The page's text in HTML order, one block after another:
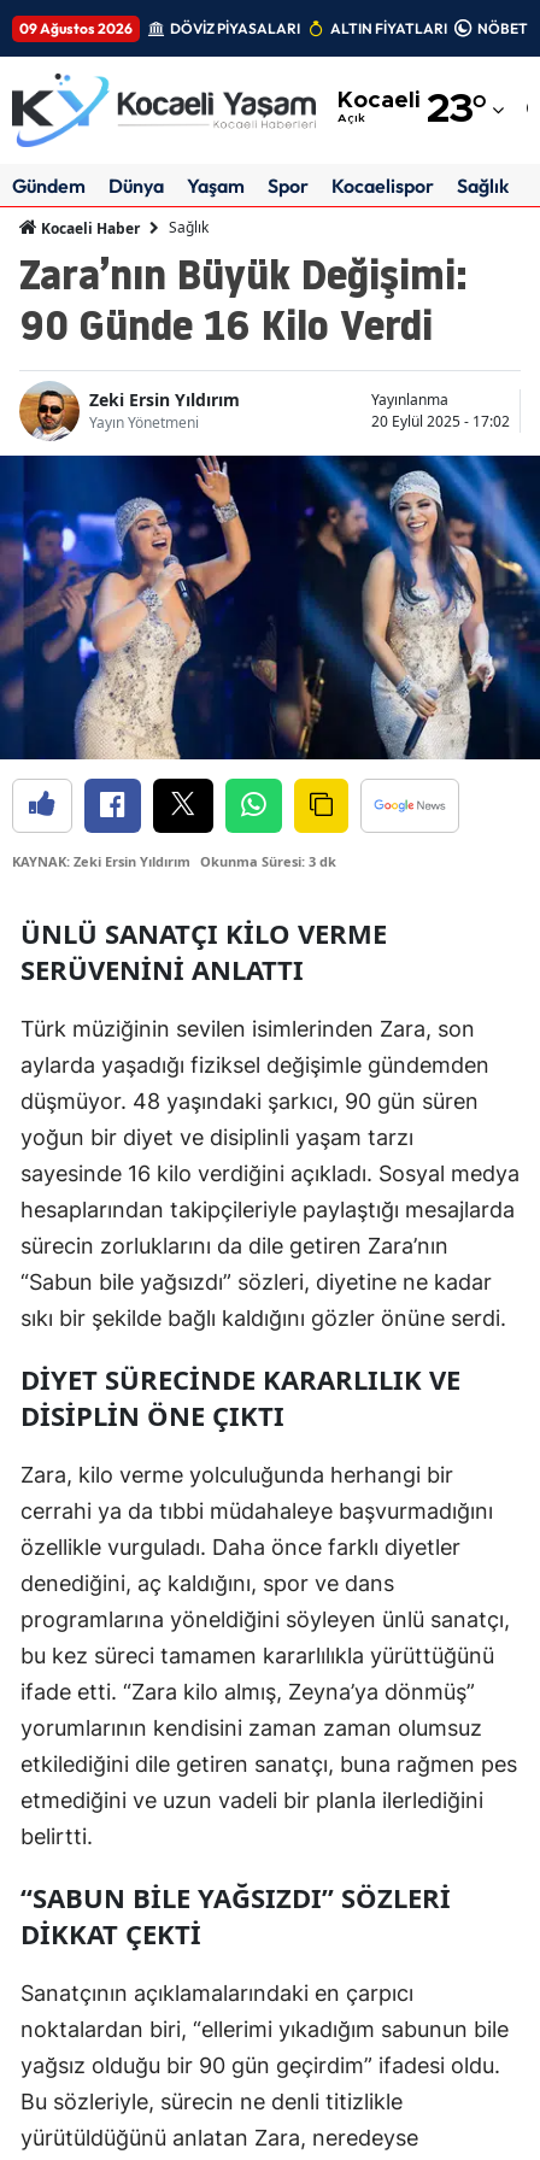
09 Ağustos 2026 DÖVİZ PİYASALARI ALTIN FİYATLARI
Kocaeli
Açık 23°
Adıyaman
Amasya
Ankara
Antalya
Artvin
Aydın
Balıkesir
Bilecik
Bingöl
Bitlis
Bolu
Burdur
Bursa
Diyarbakır
Edirne
Elazığ
Erzincan
Erzurum
Eskişehir
Hakkari
Hatay
Mersin
İstanbul
Kars
Kayseri
Kırşehir
Konya
Kütahya
Gündem Dünya Yaşam Spor Kocaelispor Sağlık
Kocaeli Haber Sağlık
Zara’nın Büyük Değişimi:
90 Günde 16 Kilo Verdi
Zeki Ersin Yıldırım
Yayın Yönetmeni
Yayınlanma
20 Eylül 2025 - 17:02
KAYNAK: Zeki Ersin Yıldırım Okunma Süresi: 3 dk
ÜNLÜ SANATÇI KILO VERME
SERÜVENINI ANLATTI
Türk müziğinin sevilen isimlerinden Zara, son
aylarda yaşadığı fiziksel değişimle gündemden
düşmüyor. 48 yaşındaki şarkıcı, 90 gün süren
yoğun bir diyet ve disiplinli yaşam tarzı
sayesinde 16 kilo verdiğini açıkladı. Sosyal medya
hesaplarından takipçileriyle paylaştığı mesajlarda
sürecin zorluklarını da dile getiren Zara’nın
“Sabun bile yağsızdı” sözleri, diyetine ne kadar
sıkı bir şekilde bağlı kaldığını gözler önüne serdi.
DIYET SÜRECINDE KARARLILIK VE
DISIPLIN ÖNE ÇIKTI
Zara, kilo verme yolculuğunda herhangi bir
cerrahi ya da tıbbi müdahaleye başvurmadığını
özellikle vurguladı. Daha önce farklı diyetler
denediğini, aç kaldığını, spor ve dans
programlarına yöneldiğini söyleyen ünlü sanatçı,
bu kez süreci tamamen kararlılıkla yürüttüğünü
ifade etti. “Zara kilo almış, Zeyna’ya dönmüş”
yorumlarının kendisini zaman zaman olumsuz
etkilediğini dile getiren sanatçı, buna rağmen pes
etmediğini ve uzun vadeli bir planla ilerlediğini
belirtti.
“SABUN BILE YAĞSIZDI” SÖZLERI
DIKKAT ÇEKTI
Sanatçının açıklamalarındaki en çarpıcı
noktalardan biri, “ellerimi yıkadığım sabunun bile
yağsız olduğu bir 90 gün geçirdim” ifadesi oldu.
Bu sözleriyle, sürecin ne denli titizlikle
yürütüldüğünü anlatan Zara, neredeyse